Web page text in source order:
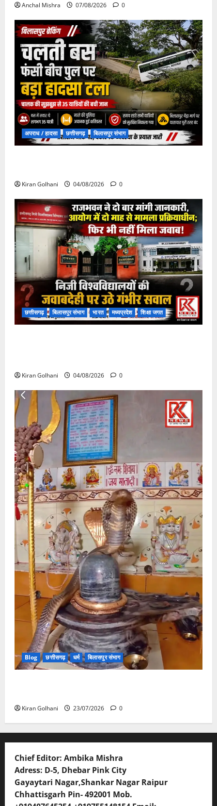
Anchal Mishra 07/08/2026 0
अपराध / हादसा छत्तीसगढ़ बिलासपुर संभाग
Kiran Golhani 04/08/2026 0
छत्तीसगढ़ बिलासपुर संभाग भारत मध्यप्रदेश शिक्षा जगत
Kiran Golhani 04/08/2026 0
Blog छत्तीसगढ़ धर्म बिलासपुर संभाग
Kiran Golhani 23/07/2026 0
Chief Editor: Ambika Mishra
Adress: D-5, Dhebar Pink City
Gayaytari Nagar,Shankar Nagar Raipur
Chhattisgarh Pin- 492001 Mob.